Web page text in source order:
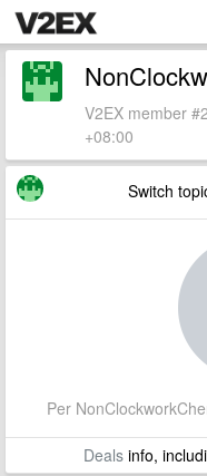
V2EX member
+08:00
Switch
Per
Dealsinfo,